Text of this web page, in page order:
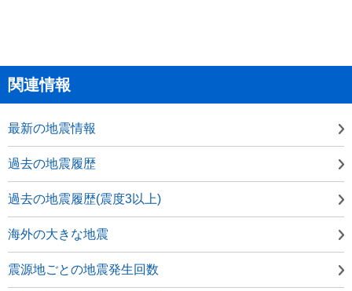
関連情報
最新の地震情報
過去の地震履歴
過去の地震履歴(震度3以上)
海外の大きな地震
震源地ごとの地震発生回数